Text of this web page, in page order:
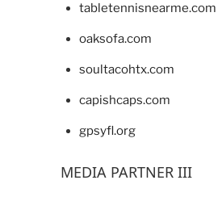
tabletennisnearme.com
oaksofa.com
soultacohtx.com
capishcaps.com
gpsyfl.org
MEDIA PARTNER III